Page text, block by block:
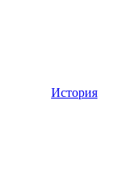
История